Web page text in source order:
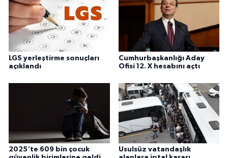
LGS yerleştirme sonuçları
açıklandı
Cumhurbaşkanlığı Aday
Ofisi 12. X hesabını açtı
2025'te 609 bin çocuk
Usulsüz vatandaşlık